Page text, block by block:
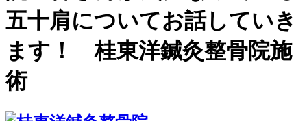
五十肩についてお話していき
ます！ 桂東洋鍼灸整骨院施
術